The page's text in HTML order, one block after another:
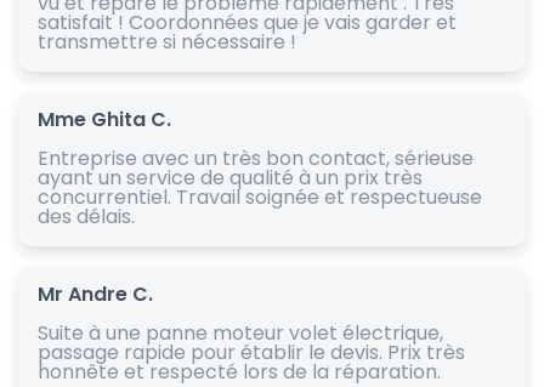
satisfait ! Coordonnées que je vais garder et
transmettre si nécessaire !
Mme Ghita C.
Entreprise avec un très bon contact, sérieuse
ayant un service de qualité à un prix très
concurrentiel. Travail soignée et respectueuse
des délais.
Mr Andre C.
Suite à une panne moteur volet électrique,
passage rapide pour établir le devis. Prix très
honnête et respecté lors de la réparation.